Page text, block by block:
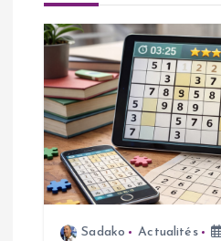
t
o
n
d
Sadako Actualités